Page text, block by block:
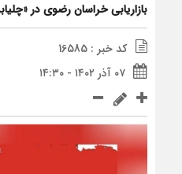
بازاریابی خراسان رضوی در
کد خبر : 16585
۰۷ آذر ۱۴۰۲ - ۱۴:۳۰